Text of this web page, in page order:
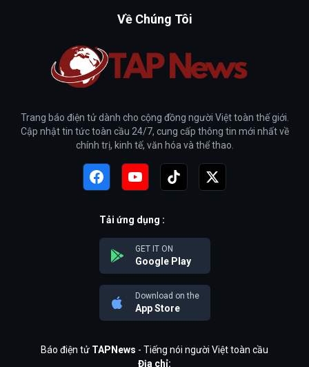
Về Chúng Tôi
Trang báo điện tử dành cho cộng đồng người Việt toàn thế giới.
Cập nhật tin tức toàn cầu 24/7, cung cấp thông tin mới nhất về
chính trị, kinh tế, văn hóa và thể thao.
Tải ứng dụng :
GET IT ON
Google Play
Download on the
App Store
Báo điện tử TAPNews - Tiếng nói người Việt toàn cầu
Địa chỉ: